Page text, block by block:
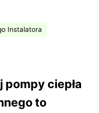
Instalatora
ciepła
to